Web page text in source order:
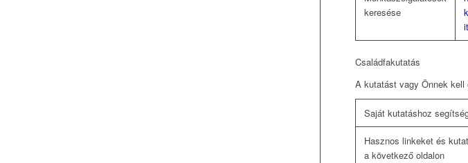
keresése
Családfakutatás
A kutatást vagy Önnek
Saját kutatáshoz
Hasznos linkeket és
a következő oldalon